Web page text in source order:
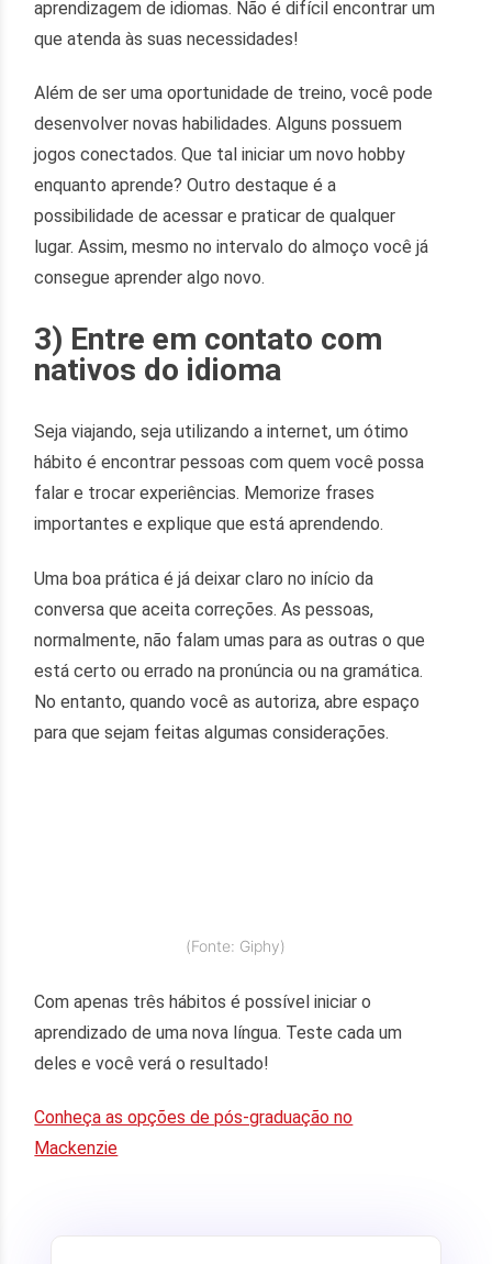
aprendizagem de idiomas. Não é difícil encontrar um
que atenda às suas necessidades!
Além de ser uma oportunidade de treino, você pode
desenvolver novas habilidades. Alguns possuem
jogos conectados. Que tal iniciar um novo hobby
enquanto aprende? Outro destaque é a
possibilidade de acessar e praticar de qualquer
lugar. Assim, mesmo no intervalo do almoço você já
consegue aprender algo novo.
3) Entre em contato com
nativos do idioma
Seja viajando, seja utilizando a internet, um ótimo
hábito é encontrar pessoas com quem você possa
falar e trocar experiências. Memorize frases
importantes e explique que está aprendendo.
Uma boa prática é já deixar claro no início da
conversa que aceita correções. As pessoas,
normalmente, não falam umas para as outras o que
está certo ou errado na pronúncia ou na gramática.
No entanto, quando você as autoriza, abre espaço
para que sejam feitas algumas considerações.
(Fonte: Giphy)
Com apenas três hábitos é possível iniciar o
aprendizado de uma nova língua. Teste cada um
deles e você verá o resultado!
Conheça as opções de pós-graduação no
Mackenzie